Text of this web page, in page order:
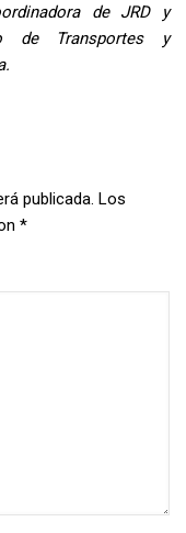
de JRD y
de Transportes y
publicada. Los
*